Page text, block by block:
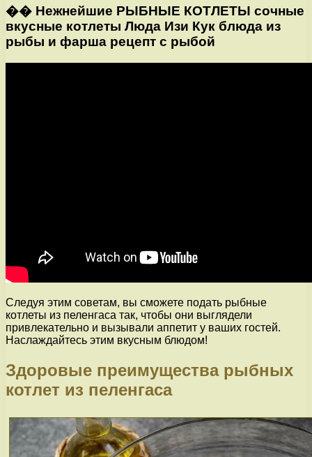
�� Нежнейшие РЫБНЫЕ КОТЛЕТЫ сочные
вкусные котлеты Люда Изи Кук блюда из
рыбы и фарша рецепт с рыбой
Следуя этим советам, вы сможете подать рыбные
котлеты из пеленгаса так, чтобы они выглядели
привлекательно и вызывали аппетит у ваших гостей.
Наслаждайтесь этим вкусным блюдом!
Здоровые преимущества рыбных
котлет из пеленгаса